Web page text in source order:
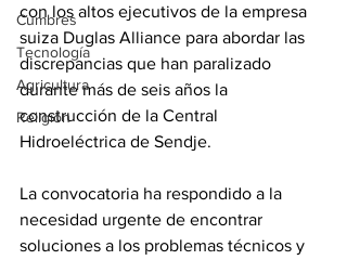
Cumbres
Tecnología
Agricultura
Religión
con los altos ejecutivos de la empresa
suiza Duglas Alliance para abordar las
discrepancias que han paralizado
durante más de seis años la
construcción de la Central
Hidroeléctrica de Sendje.
La convocatoria ha respondido a la
necesidad urgente de encontrar
soluciones a los problemas técnicos y